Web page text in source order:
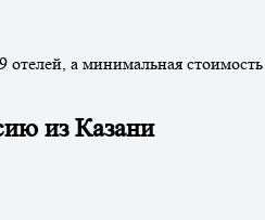
а минимальная
из Казани